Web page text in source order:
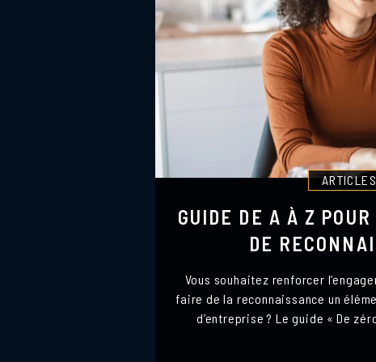
ARTICLES
GUIDE DE A À Z POUR
DE
Vous souhaitez renforcer
faire de la reconnaissance un
d’entreprise ? Le guide « De